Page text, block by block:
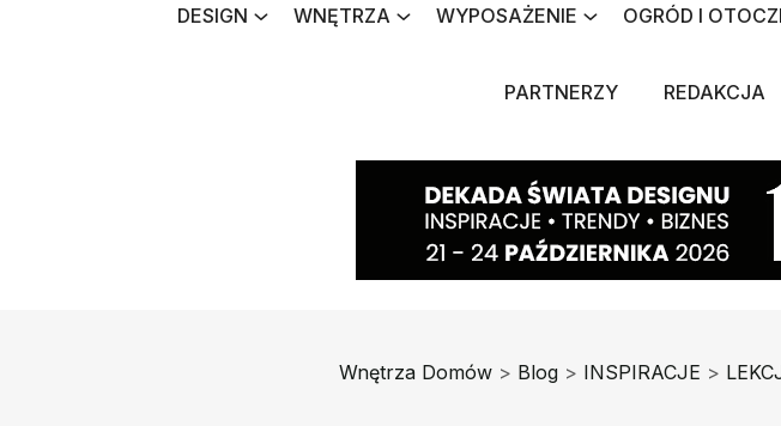
DESIGN WNĘTRZA WYPOSAŻENIE OGRÓD I
PARTNERZY REDAKCJA
Wnętrza Domów > Blog > INSPIRACJE >